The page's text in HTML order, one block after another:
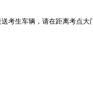
考生车辆，请在距离考点大